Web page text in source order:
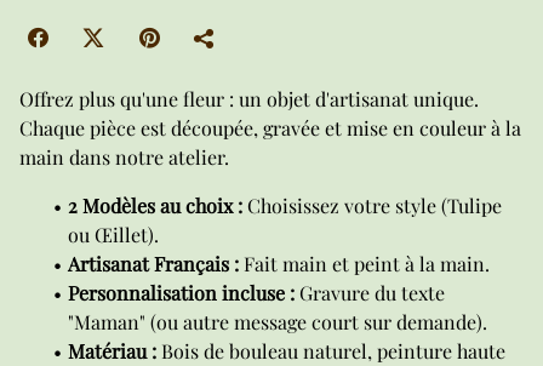
Offrez plus qu'une fleur : un objet d'artisanat unique.
Chaque pièce est découpée, gravée et mise en couleur à la
main dans notre atelier.
2 Modèles au choix :Choisissez votre style (Tulipe
ou Œillet).
Artisanat Français :Fait main et peint à la main.
Personnalisation incluse :Gravure du texte
"Maman" (ou autre message court sur demande).
Matériau :Bois de bouleau naturel, peinture haute